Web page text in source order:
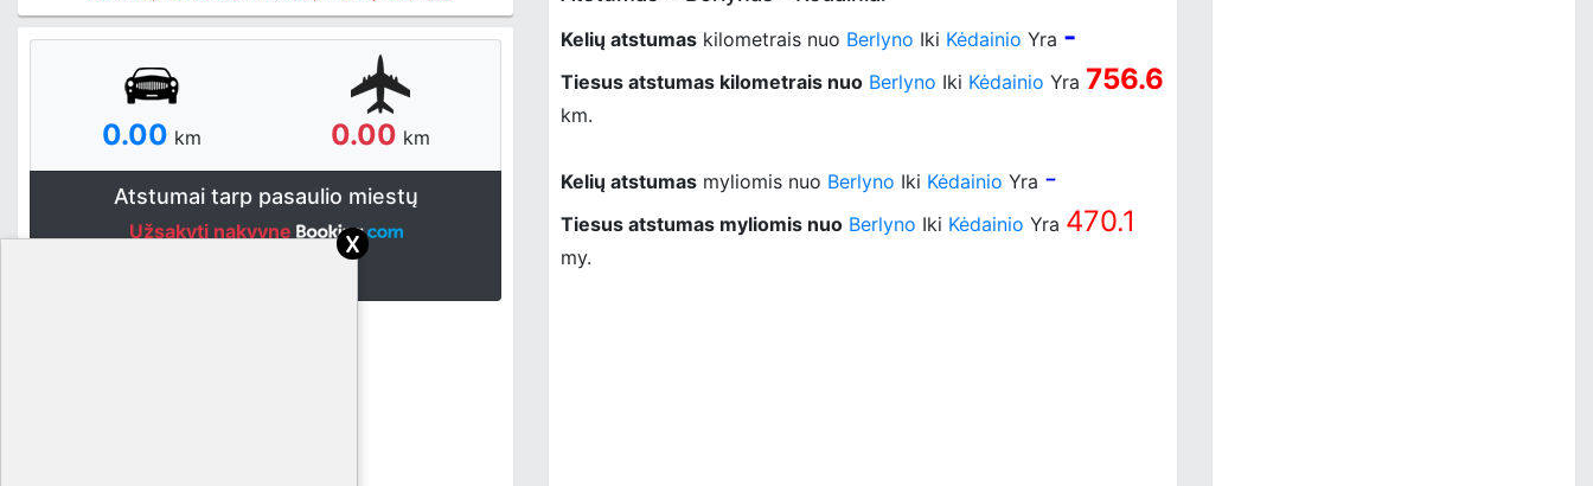
0.00 km 0.00 km
Atstumai tarp pasaulio miestų
Užsakyti nakvynę
Kelių atstumas kilometrais nuo Berlyno Iki Kėdainio Yra -
Tiesus atstumas kilometrais nuo Berlyno Iki Kėdainio Yra 756.6
km.
Kelių atstumas myliomis nuo Berlyno Iki Kėdainio Yra -
Tiesus atstumas myliomis nuo Berlyno Iki Kėdainio Yra 470.1
my.
x